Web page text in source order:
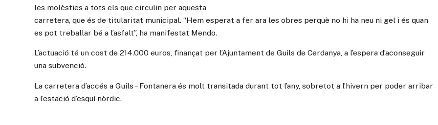
les molèsties a tots els que circulin per aquesta
carretera, que és de titularitat municipal. “Hem esperat a fer ara les obres perquè no hi ha neu ni gel i és quan
es pot treballar bé a l’asfalt”, ha manifestat Mendo.
L’actuació té un cost de 214.000 euros, finançat per l’Ajuntament de Guils de Cerdanya, a l’espera d’aconseguir
una subvenció.
La carretera d’accés a Guils – Fontanera és molt transitada durant tot l’any, sobretot a l’hivern per poder arribar
a l’estació d’esquí nòrdic.